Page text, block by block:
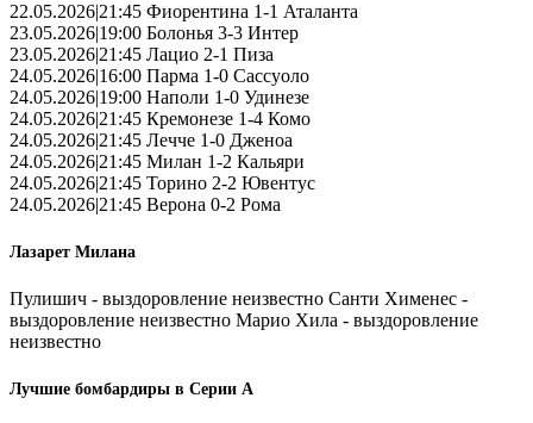
22.05.2026|21:45 Фиорентина 1-1 Аталанта
23.05.2026|19:00 Болонья 3-3 Интер
23.05.2026|21:45 Лацио 2-1 Пиза
24.05.2026|16:00 Парма 1-0 Сассуоло
24.05.2026|19:00 Наполи 1-0 Удинезе
24.05.2026|21:45 Кремонезе 1-4 Комо
24.05.2026|21:45 Лечче 1-0 Дженоа
24.05.2026|21:45 Милан 1-2 Кальяри
24.05.2026|21:45 Торино 2-2 Ювентус
24.05.2026|21:45 Верона 0-2 Рома
Лазарет Милана
Пулишич - выздоровление неизвестно Санти Хименес -
выздоровление неизвестно Марио Хила - выздоровление
неизвестно
Лучшие бомбардиры в Серии А